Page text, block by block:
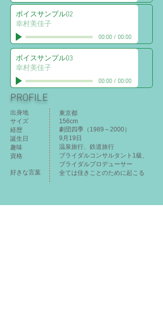
ボイスサンプル02
幸村美佳子
00:00/ 00:00
ボイスサンプル03
幸村美佳子
00:00/ 00:00
PROFILE
出身地
サイズ
​経歴
誕生日
趣味​
​資格
​好きな言葉
東京都
156cm
劇団四季（1989～2000）
9月19日
温泉旅行、鉄道旅行
​ブライダルコンサルタント1級、
ブライダルプロデューサー
​全ては佳きことのために起こる